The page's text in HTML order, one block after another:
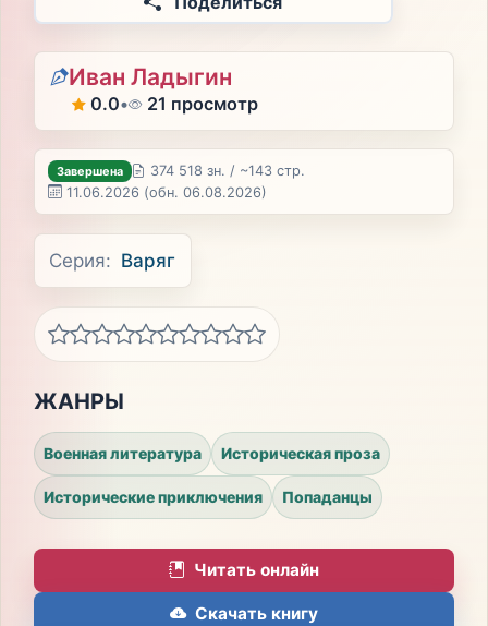
Иван Ладыгин
0.0• 21 просмотр
Завершена
374 518 зн. / ~143 стр.
11.06.2026 (обн. 06.08.2026)
Серия: Варяг
ЖАНРЫ
Военная литература Историческая проза
Исторические приключения Попаданцы
Читать онлайн
Скачать книгу